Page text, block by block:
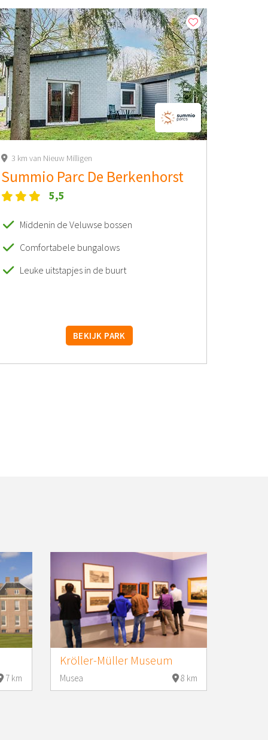
3 km van Nieuw Milligen
Summio Parc De Berkenhorst
5,5
Middenin de Veluwse bossen
Comfortabele bungalows
Leuke uitstapjes in de buurt
BEKIJK PARK
7 km
Kröller-Müller Museum
Musea 8 km